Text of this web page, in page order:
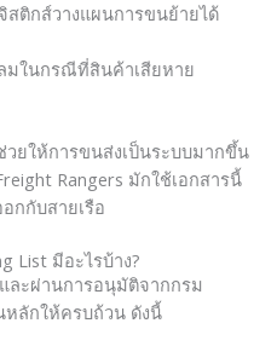
ติกส์วางแผนการขนย้ายได้
มในกรณีที่สินค้าเสียหาย
ยให้การขนส่งเป็นระบบมากขึ้น
Rangers มักใช้เอกสารนี้
กกับสายเรือ
List มีอะไรบ้าง?
ะผ่านการอนุมัติจากกรม
หลักให้ครบถ้วน ดังนี้